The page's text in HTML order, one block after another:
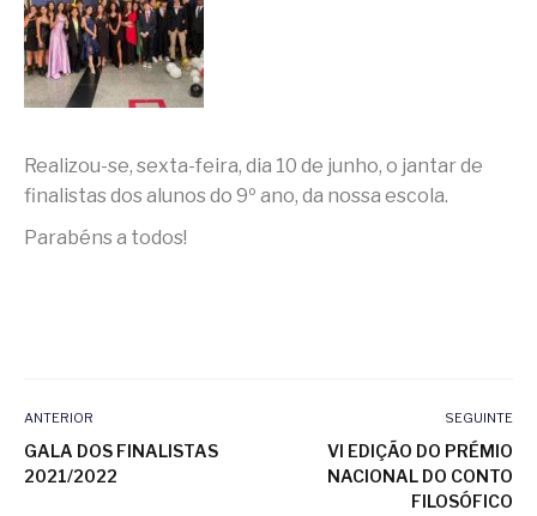
Realizou-se, sexta-feira, dia 10 de junho, o jantar de
finalistas dos alunos do 9º ano, da nossa escola.
Parabéns a todos!
ANTERIOR
GALA DOS FINALISTAS
2021/2022
SEGUINTE
VI EDIÇÃO DO PRÉMIO
NACIONAL DO CONTO
FILOSÓFICO